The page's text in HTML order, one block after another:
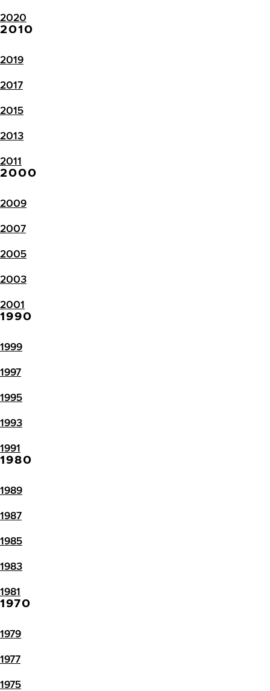
2020
2010
2019
2017
2015
2013
2011
2000
2009
2007
2005
2003
2001
1990
1999
1997
1995
1993
1991
1980
1989
1987
1985
1983
1981
1970
1979
1977
1975